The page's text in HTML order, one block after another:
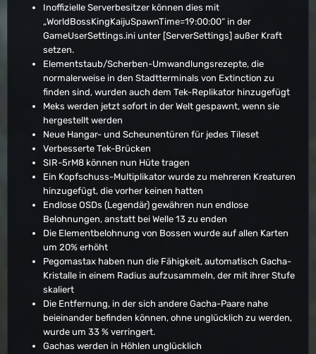
Inoffizielle Serverbesitzer können dies mit
„WorldBossKingKaijuSpawnTime=19:00:00“ in der
GameUserSettings.ini unter [ServerSettings] außer Kraft
setzen.
Elementstaub/Scherben-Umwandlungsrezepte, die
normalerweise in den Stadtterminals von Extinction zu
finden sind, wurden auch dem Tek-Replikator hinzugefügt
Meks werden jetzt sofort in der Welt gespawnt, wenn sie
hergestellt werden
Neue Hangar- und Scheunentüren für jedes Tileset
Verbesserte Tek-Brücken
SIR-5rM8 können nun Hüte tragen
Ein Kopfschuss-Multiplikator wurde zu mehreren Kreaturen
hinzugefügt, die vorher keinen hatten
Endlose OSDs (Legendär) gewähren nun endlose
Belohnungen, anstatt bei Welle 13 zu enden
Die Elementbelohnung von Bossen wurde auf allen Karten
um 20% erhöht
Pegomastax haben nun die Fähigkeit, automatisch Gacha-
Kristalle in einem Radius aufzusammeln, der mit ihrer Stufe
skaliert
Die Entfernung, in der sich andere Gacha-Paare nahe
beieinander befinden können, ohne unglücklich zu werden,
wurde um 33 % verringert.
Gachas werden in Höhlen unglücklich